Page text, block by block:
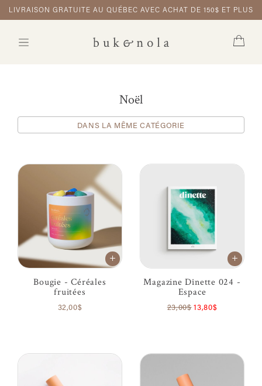
LIVRAISON GRATUITE AU QUÉBEC AVEC ACHAT DE 150$ ET PLUS
Noël
DANS LA MÊME CATÉGORIE
Bougie - Céréales
fruitées
32,00$
Magazine Dînette 024 -
Espace
23,00$ 13,80$